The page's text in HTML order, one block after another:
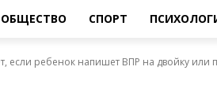
ОБЩЕСТВО СПОРТ
если ребенок напишет ВПР на двойку или